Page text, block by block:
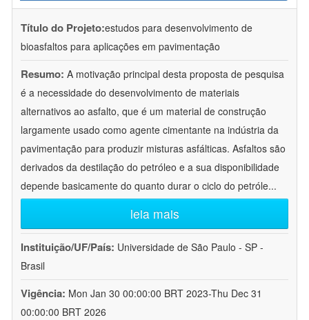
Título do Projeto:estudos para desenvolvimento de
bioasfaltos para aplicações em pavimentação
Resumo: A motivação principal desta proposta de pesquisa
é a necessidade do desenvolvimento de materiais
alternativos ao asfalto, que é um material de construção
largamente usado como agente cimentante na indústria da
pavimentação para produzir misturas asfálticas. Asfaltos são
derivados da destilação do petróleo e a sua disponibilidade
depende basicamente do quanto durar o ciclo do petróle...
leia mais
Instituição/UF/País: Universidade de São Paulo - SP -
Brasil
Vigência: Mon Jan 30 00:00:00 BRT 2023-Thu Dec 31
00:00:00 BRT 2026